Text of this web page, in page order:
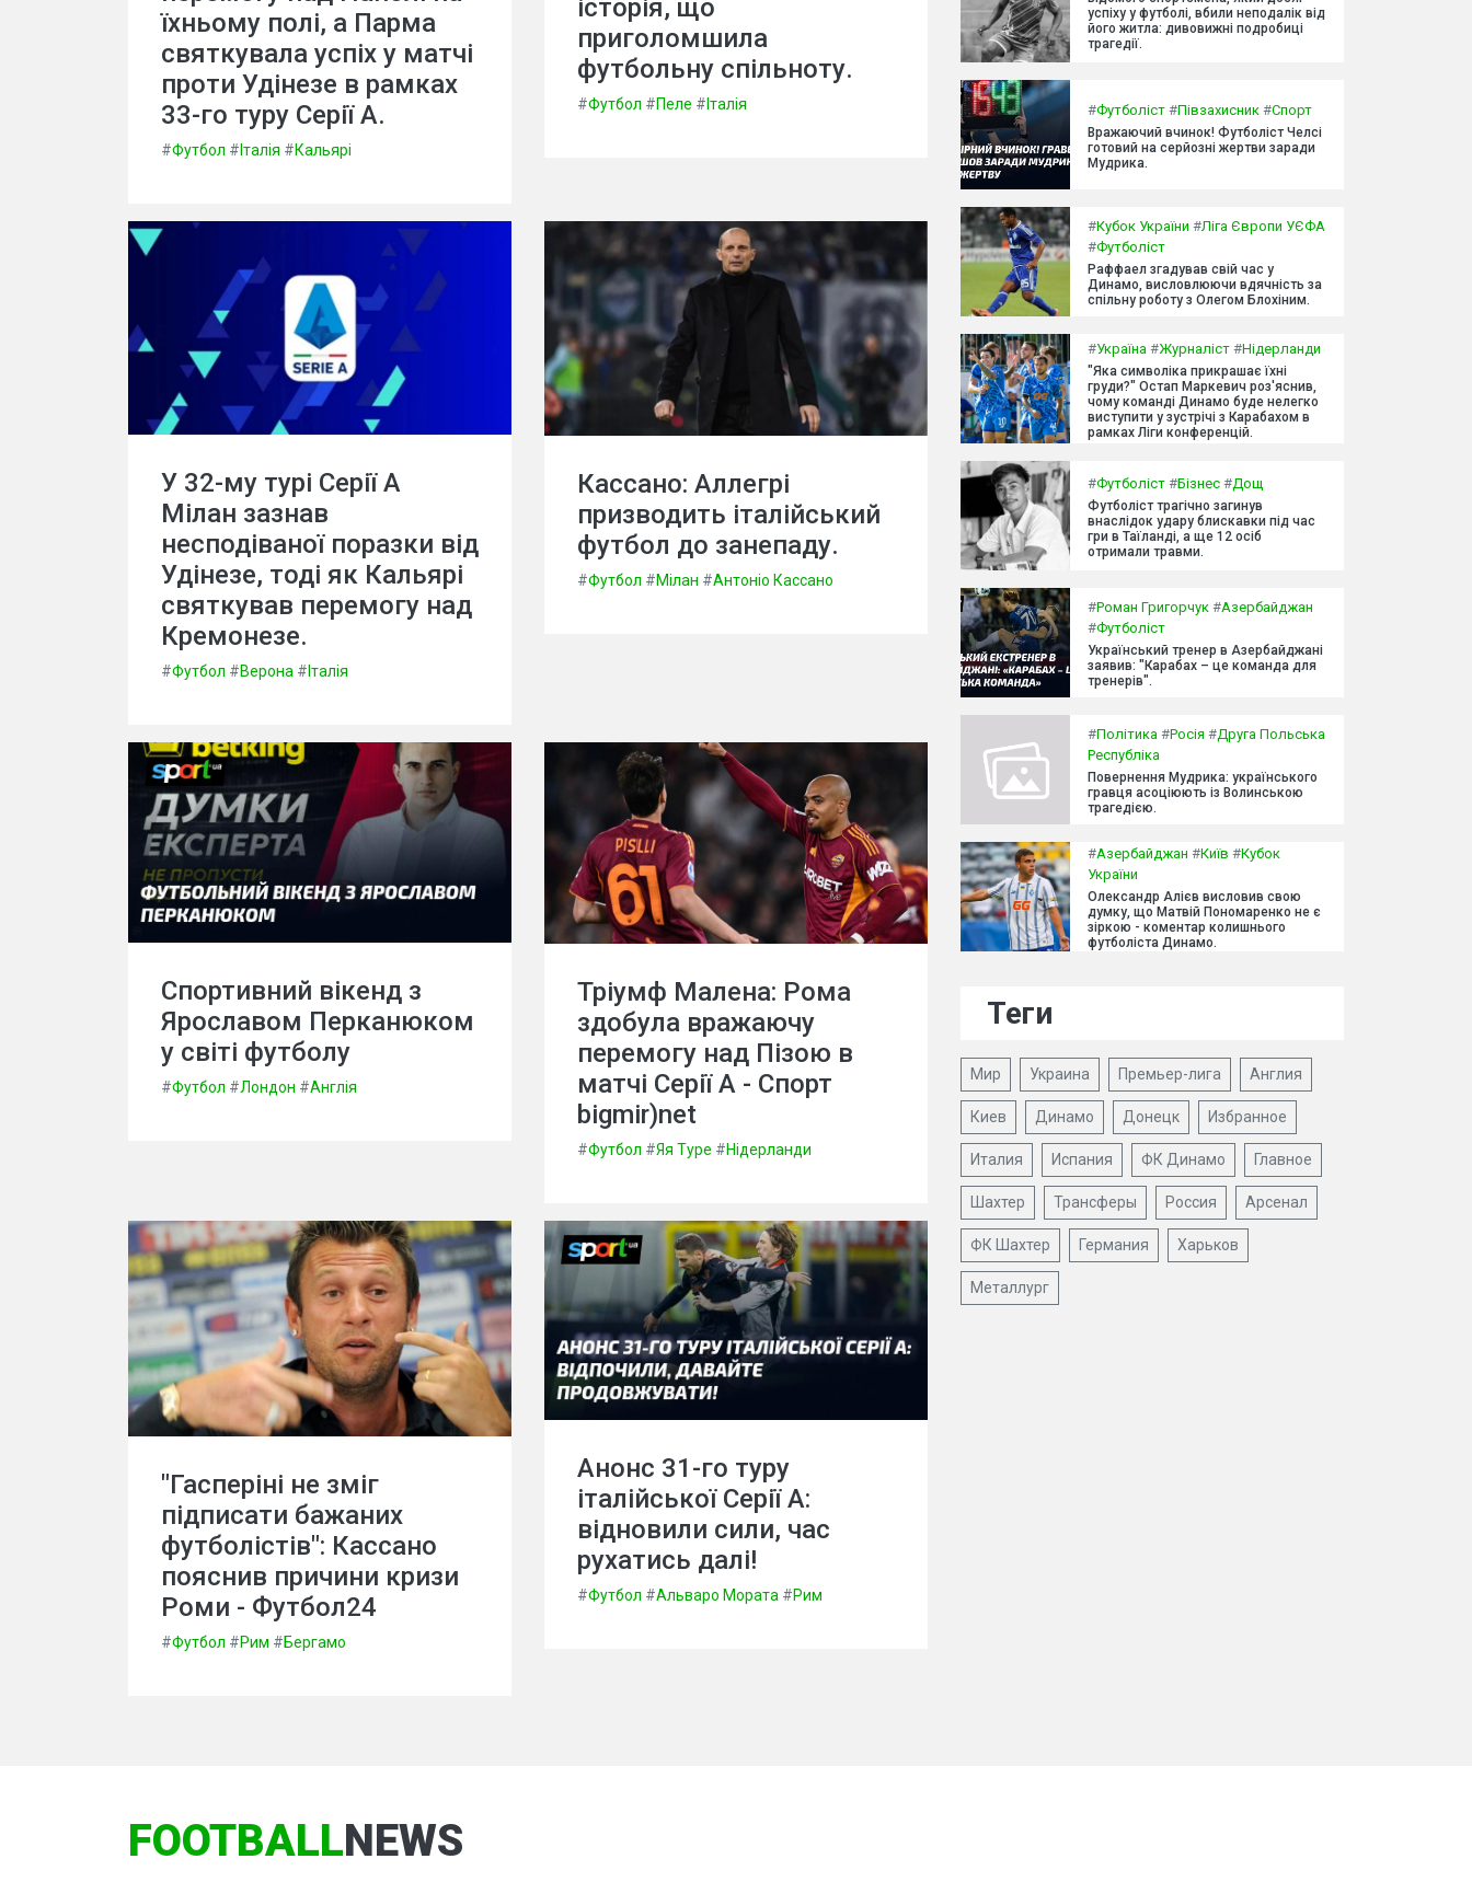
їхньому полі, а Парма
святкувала успіх у матчі
проти Удінезе в рамках
33-го туру Серії А.
#Футбол #Італія #Кальярі
історія, що
приголомшила
футбольну спільноту.
#Футбол #Пеле # Італія
У 32-му турі Серії А
Мілан зазнав
несподіваної поразки від
Удінезе, тоді як Кальярі
святкував перемогу над
Кремонезе.
#Футбол #Верона # Італія
Кассано: Аллегрі
призводить італійський
футбол до занепаду.
#Футбол #Мілан #Антоніо Кассано
Спортивний вікенд з
Ярославом Перканюком
у світі футболу
#Футбол #Лондон #Англія
Тріумф Малена: Рома
здобула вражаючу
перемогу над Пізою в
матчі Серії А - Спорт
bigmir)net
#Футбол #Яя Туре #Нідерланди
"Гасперіні не зміг
підписати бажаних
футболістів": Кассано
пояснив причини кризи
Роми - Футбол24
#Футбол #Рим #Бергамо
Анонс 31-го туру
італійської Серії А:
відновили сили, час
рухатись далі!
#Футбол #Альваро Мората #Рим
успіху у футболі, вбили неподалік від
його житла: дивовижні подробиці
трагедії.
#Футболіст #Півзахисник #Спорт
Вражаючий вчинок! Футболіст Челсі
готовий на серйозні жертви заради
Мудрика.
#Кубок України #Ліга Європи УЄФА
#Футболіст
Раффаел згадував свій час у
Динамо, висловлюючи вдячність за
спільну роботу з Олегом Блохіним.
#Україна #Журналіст #Нідерланди
"Яка символіка прикрашає їхні
груди?" Остап Маркевич роз'яснив,
чому команді Динамо буде нелегко
виступити у зустрічі з Карабахом в
рамках Ліги конференцій.
#Футболіст #Бізнес #Дощ
Футболіст трагічно загинув
внаслідок удару блискавки під час
гри в Таїланді, а ще 12 осіб
отримали травми.
#Роман Григорчук #Азербайджан
#Футболіст
Український тренер в Азербайджані
заявив: "Карабах – це команда для
тренерів".
#Політика #Росія #Друга Польська
Республіка
Повернення Мудрика: українського
гравця асоціюють із Волинською
трагедією.
#Азербайджан #Київ #Кубок
України
Олександр Алієв висловив свою
думку, що Матвій Пономаренко не є
зіркою - коментар колишнього
футболіста Динамо.
Теги
Мир Украина Премьер-лига Англия
Киев Динамо Донецк Избранное
Италия Испания ФК Динамо Главное
Шахтер Трансферы Россия Арсенал
ФК Шахтер Германия Харьков
Металлург
FOOTBALLNEWS